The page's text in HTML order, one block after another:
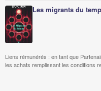
Les migrants du
Liens rémunérés : en tant que
les achats remplissant les conditions